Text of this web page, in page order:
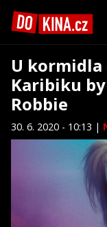
U
Karibiku
Robbie
30. 6. 2020 - 10:13 |